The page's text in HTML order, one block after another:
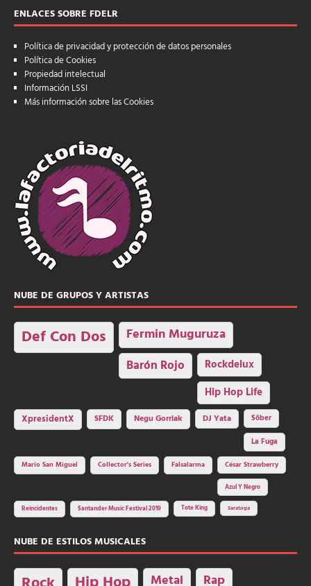
ENLACES SOBRE FDELR
Política de privacidad y protección de datos personales
Política de Cookies
Propiedad intelectual
Información LSSI
Más información sobre las Cookies
NUBE DE GRUPOS Y ARTISTAS
Def Con Dos Fermin Muguruza
Barón Rojo Rockdelux
Hip Hop Life
XpresidentX SFDK Negu Gorriak DJ Yata
Sôber
La Fuga
Mario San Miguel
Collector's Series Falsalarma César Strawberry
Azul Y Negro
Reincidentes Santander Music Festival 2019 Tote King Saratoga
NUBE DE ESTILOS MUSICALES
Metal Rap